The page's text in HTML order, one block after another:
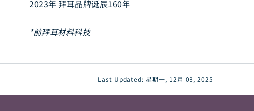
2023年 拜耳品牌诞辰160年
*前拜耳材料科技
Last Updated: 星期一, 12月 08, 2025